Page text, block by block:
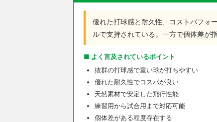
優れた打球感と耐久性、コストパフォ
ルで支持されている。一方で個体差が
■ よく言及されているポイント
抜群の打球感で重い球が打ちやすい
優れた耐久性でコスパが良い
天然素材で安定した飛行性能
練習用から試合用まで対応可能
個体差がある程度存在する